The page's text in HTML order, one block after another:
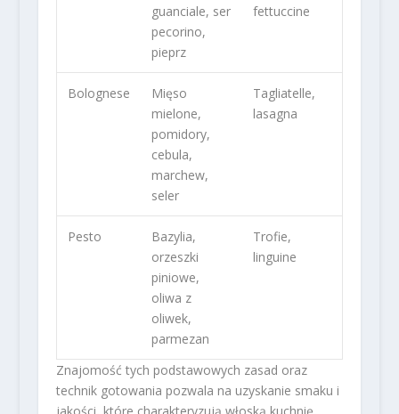
guanciale, ser
pecorino,
pieprz
fettuccine
Bolognese
Mięso
mielone,
pomidory,
cebula,
marchew,
seler
Tagliatelle,
lasagna
Pesto
Bazylia,
orzeszki
piniowe,
oliwa z
oliwek,
parmezan
Trofie,
linguine
Znajomość tych podstawowych zasad oraz
technik gotowania pozwala na uzyskanie smaku i